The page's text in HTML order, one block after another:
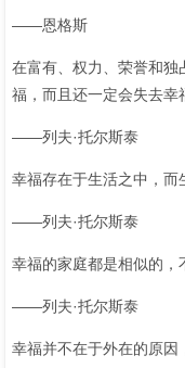
——恩格斯
在富有、权力、荣誉和
福，而且还一定会失去幸
——列夫·托尔斯泰
幸福存在于生活之中，而
——列夫·托尔斯泰
幸福的家庭都是相似的，
——列夫·托尔斯泰
幸福并不在于外在的原